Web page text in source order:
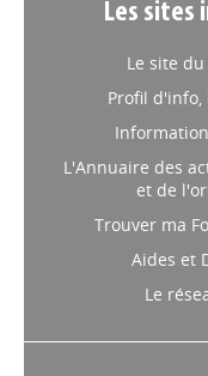
Les sites
Le site
Profil
L'Annuaire des
et de
Trouver ma
Aides et
Le